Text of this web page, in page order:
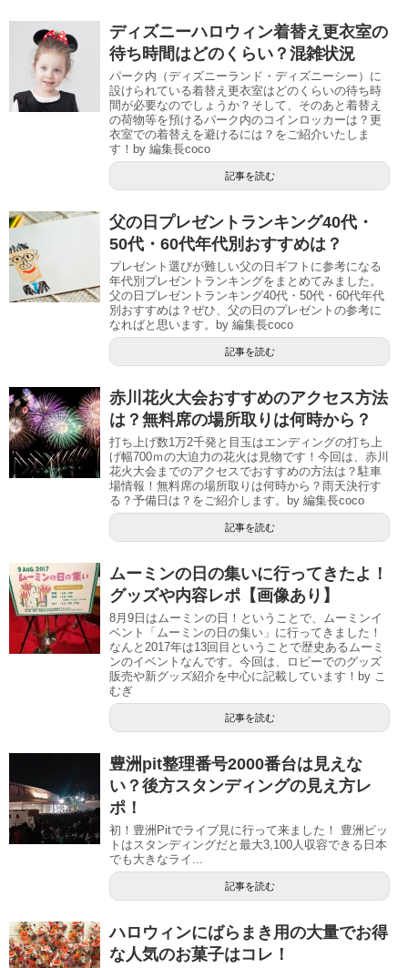
ディズニーハロウィン着替え更衣室の
待ち時間はどのくらい？混雑状況
パーク内（ディズニーランド・ディズニーシー）に
設けられている着替え更衣室はどのくらいの待ち時
間が必要なのでしょうか？そして、そのあと着替え
の荷物等を預けるパーク内のコインロッカーは？更
衣室での着替えを避けるには？をご紹介いたしま
す！by 編集長coco
記事を読む
父の日プレゼントランキング40代・
50代・60代年代別おすすめは？
プレゼント選びが難しい父の日ギフトに参考になる
年代別プレゼントランキングをまとめてみました。
父の日プレゼントランキング40代・50代・60代年代
別おすすめは？ぜひ、父の日のプレゼントの参考に
なればと思います。by 編集長coco
記事を読む
赤川花火大会おすすめのアクセス方法
は？無料席の場所取りは何時から？
打ち上げ数1万2千発と目玉はエンディングの打ち上
げ幅700ｍの大迫力の花火は見物です！今回は、赤川
花火大会までのアクセスでおすすめの方法は？駐車
場情報！無料席の場所取りは何時から？雨天決行す
る？予備日は？をご紹介します。by 編集長coco
記事を読む
ムーミンの日の集いに行ってきたよ！
グッズや内容レポ【画像あり】
8月9日はムーミンの日！ということで、ムーミンイ
ベント「ムーミンの日の集い」に行ってきました！
なんと2017年は13回目ということで歴史あるムーミ
ンのイベントなんです。今回は、ロビーでのグッズ
販売や新グッズ紹介を中心に記載しています！by こ
むぎ
記事を読む
豊洲pit整理番号2000番台は見えな
い？後方スタンディングの見え方レ
ポ！
初！豊洲Pitでライブ見に行って来ました！ 豊洲ピッ
トはスタンディングだと最大3,100人収容できる日本
でも大きなライ...
記事を読む
ハロウィンにばらまき用の大量でお得
な人気のお菓子はコレ！